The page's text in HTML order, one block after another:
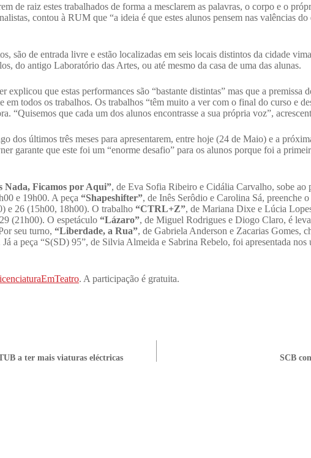
de raiz estes trabalhados de forma a mesclarem as palavras, o corpo e o
contou à RUM que “a ideia é que estes alunos pensem nas valências
são de entrada livre e estão localizadas em seis locais distintos da cidade
do antigo Laboratório das Artes, ou até mesmo da casa de uma das alunas.
explicou que estas performances são “bastante distintas” mas que a premissa
em todos os trabalhos. Os trabalhos “têm muito a ver com o final do curso e
“Quisemos que cada um dos alunos encontrasse a sua própria voz”,
dos últimos três meses para apresentarem, entre hoje (24 de Maio) e a
garante que este foi um “enorme desafio” para os alunos porque foi a
Nada, Ficamos por Aqui”, de Eva Sofia Ribeiro e Cidália Carvalho, sobe
e 19h00. A peça“Shapeshifter”, de Inês Serôdio e Carolina Sá, preenche
e 26 (15h00, 18h00).O trabalho“CTRL+Z”, de Mariana Dixe e Lúcia
(21h00). O espetáculo“Lázaro”, de Miguel Rodrigues e Diogo Claro, é
seu turno,“Liberdade, a Rua”, de Gabriela Anderson e Zacarias Gomes,
a peça “S(SD) 95”, de Silvia Almeida e Sabrina Rebelo, foi apresentada
. A participação é gratuita.
a ter mais viaturas eléctricas SCB